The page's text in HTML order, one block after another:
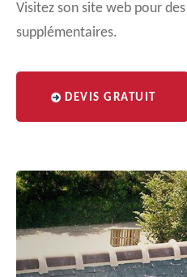
Visitez son site web pour
supplémentaires.
DEVIS GRATUIT